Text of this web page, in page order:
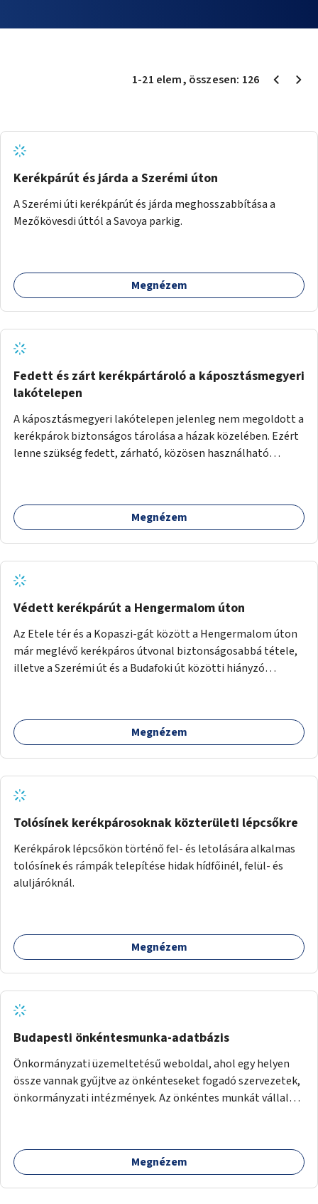
1-21 elem, összesen: 126
Kerékpárút és járda a Szerémi úton
A Szerémi úti kerékpárút és járda meghosszabbítása a
Mezőkövesdi úttól a Savoya parkig.
Megnézem
Fedett és zárt kerékpártároló a káposztásmegyeri
lakótelepen
A káposztásmegyeri lakótelepen jelenleg nem megoldott a
kerékpárok biztonságos tárolása a házak közelében. Ezért
lenne szükség fedett, zárható, közösen használható
Megnézem
Védett kerékpárút a Hengermalom úton
Az Etele tér és a Kopaszi-gát között a Hengermalom úton
már meglévő kerékpáros útvonal biztonságosabbá tétele,
illetve a Szerémi út és a Budafoki út közötti hiányzó
iskolákhoz, kulturális intézményekhez és a Kopaszi-gáthoz
biztosítana elérést.
Megnézem
Tolósínek kerékpárosoknak közterületi lépcsőkre
Kerékpárok lépcsőkön történő fel- és letolására alkalmas
tolósínek és rámpák telepítése hidak hídfőinél, felül- és
aluljáróknál.
Megnézem
Budapesti önkéntesmunka-adatbázis
Önkormányzati üzemeltetésű weboldal, ahol egy helyen
össze vannak gyűjtve az önkénteseket fogadó szervezetek,
önkormányzati intézmények. Az önkéntes munkát vállalók
az önkénteseket fogadó szervezetekkel. Maga az önkéntes
munka már az önkormányzattól függetlenül folyna, az
Megnézem